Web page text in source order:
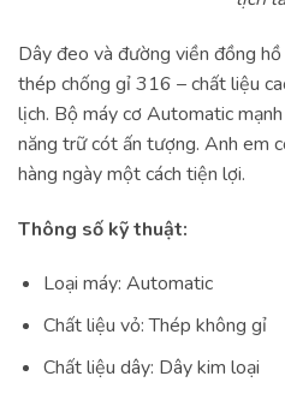
Dây đeo và đường viền đồng
thép chống gỉ 316 – chất liệu
lịch. Bộ máy cơ Automatic
năng trữ cót ấn tượng. Anh em
hàng ngày một cách tiện lợi.
Thông số kỹ thuật:
Loại máy: Automatic
Chất liệu vỏ: Thép không gỉ
Chất liệu dây: Dây kim loại